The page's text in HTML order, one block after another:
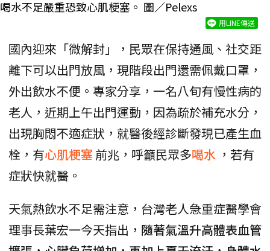
喝水不足嚴重恐致心肌梗塞。 圖／Pelexs
用LINE傳送
國內迎來「微解封」，民眾在保持通風、社交距
離下可以出門放風，現階段出門還需佩戴口罩，
外出飲水不便。專家分享，一名八旬有慢性病的
老人，近期上午出門運動，因為疏於補充水分，
出現胸悶不適症狀，就醫後經診斷發現已產生血
栓，有心肌梗塞 前兆，呼籲民眾多喝水 ，若有
症狀快就醫。
天氣熱飲水不足需注意，台灣老人急重症醫學會
理事長葉宏一今天指出， 隨著氣溫升高體表血管